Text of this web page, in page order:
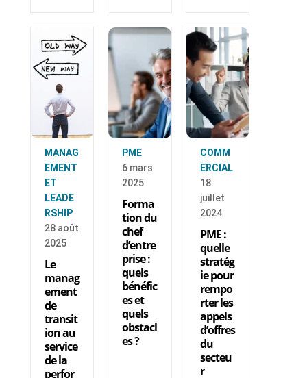
MANAG
EMENT
ET
LEADE
RSHIP
28 août
2025
Le
manag
ement
de
transit
ion au
service
de la
perfor
PME
6 mars
2025
Forma
tion du
chef
d’entre
prise :
quels
bénéfic
es et
quels
obstacl
es ?
COMM
ERCIAL
18
juillet
2024
PME :
quelle
stratég
ie pour
rempo
rter les
appels
d’offres
du
secteu
r